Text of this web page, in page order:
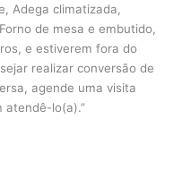
Adega climatizada,
de mesa e embutido,
e estiverem fora do
realizar conversão de
agende uma visita
atendê-lo(a).”